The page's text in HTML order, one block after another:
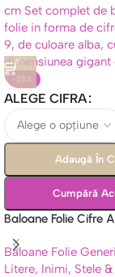
-25%
ALEGE CIFRA
Adaugă În
Cumpără
Baloane Folie Cifre
Baloane Folie
Litere, Inimi, Stele